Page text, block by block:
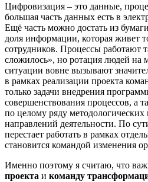
Цифровизация – это данные,
большая часть данных есть в
Ещё часть можно достать из
доля информации, которая живет
сотрудников. Процессы работают
сложилось», но ротация людей на
ситуации вовне вызывают
в рамках реализации проекта
только задачи внедрения
совершенствования процессов, а
по целому ряду методологических
направлений деятельности. По
перестает работать в рамках
становится командой изменения
Именно поэтому я считаю, что
проекта и команду